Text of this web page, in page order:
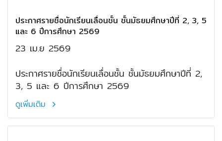
ประกาศรายชื่อนักเรียนเลื่อนชั้น ชั้นมัธยมศึกษาปีที่ 2, 3, 5
และ 6 ปีการศึกษา 2569
23 เม.ย 2569
ประกาศรายชื่อนักเรียนเลื่อนชั้น ชั้นมัธยมศึกษาปีที่ 2,
3, 5 และ 6 ปีการศึกษา 2569
ดูเพิ่มเติม